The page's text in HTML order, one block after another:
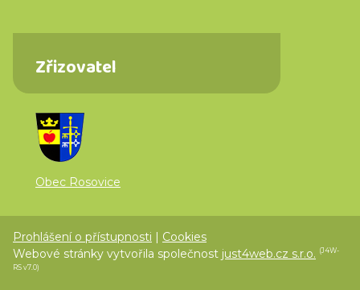
Zřizovatel
Obec Rosovice
Prohlášení o přístupnosti | Cookies
Webové stránky vytvořila společnost just4web.cz s.r.o. (J4W-
RS v7.0)